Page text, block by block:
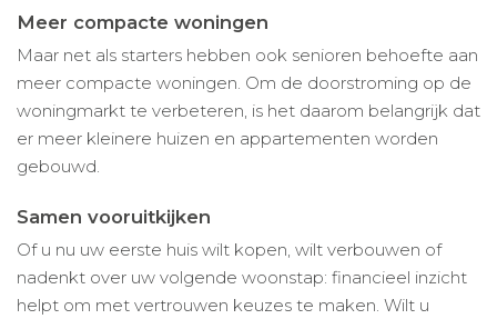
Meer compacte woningen
Maar net als starters hebben ook senioren behoefte aan
meer compacte woningen. Om de doorstroming op de
woningmarkt te verbeteren, is het daarom belangrijk dat
er meer kleinere huizen en appartementen worden
gebouwd.
Samen vooruitkijken
Of u nu uw eerste huis wilt kopen, wilt verbouwen of
nadenkt over uw volgende woonstap: financieel inzicht
helpt om met vertrouwen keuzes te maken. Wilt u